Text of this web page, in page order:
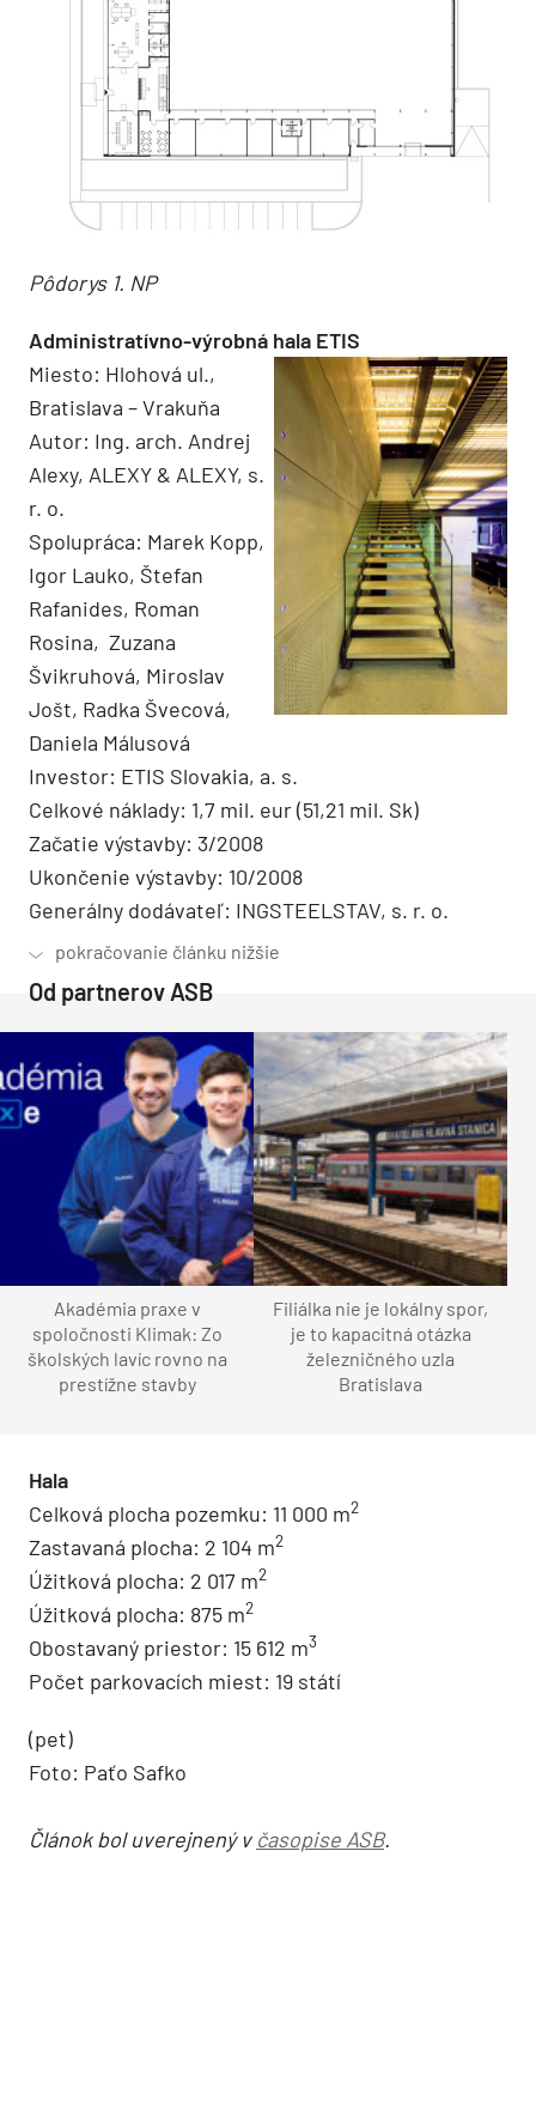
Pôdorys 1. NP
Administratívno-výrobná hala ETIS
Miesto: Hlohová ul.,
Bratislava – Vrakuňa
Autor: Ing. arch. Andrej
Alexy, ALEXY & ALEXY, s.
r. o.
Spolupráca: Marek Kopp,
Igor Lauko, Štefan
Rafanides, Roman
Rosina, Zuzana
Švikruhová, Miroslav
Jošt, Radka Švecová,
Daniela Málusová
Investor: ETIS Slovakia, a. s.
Celkové náklady: 1,7 mil. eur (51,21 mil. Sk)
Začatie výstavby: 3/2008
Ukončenie výstavby: 10/2008
Generálny dodávateľ: INGSTEELSTAV, s. r. o.
Od partnerov ASB
Akadémia praxe v
spoločnosti Klimak: Zo
školských lavíc rovno na
prestížne stavby
Filiálka nie je lokálny spor,
je to kapacitná otázka
železničného uzla
Bratislava
Hala
Celková plocha pozemku: 11 000 m2
Zastavaná plocha: 2 104 m2
Úžitková plocha: 2 017 m2
Úžitková plocha: 875 m2
Obostavaný priestor: 15 612 m3
Počet parkovacích miest: 19 státí
(pet)
Foto: Paťo Safko
Článok bol uverejnený v časopise ASB.